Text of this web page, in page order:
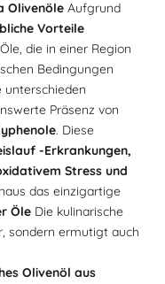
Olivenöle Aufgrund
Vorteile
die in einer Region
Bedingungen
unterschieden
Präsenz von
. Diese
-Erkrankungen,
Stress und
das einzigartige
Öle Die kulinarische
sondern ermutigt auch
Olivenöl aus